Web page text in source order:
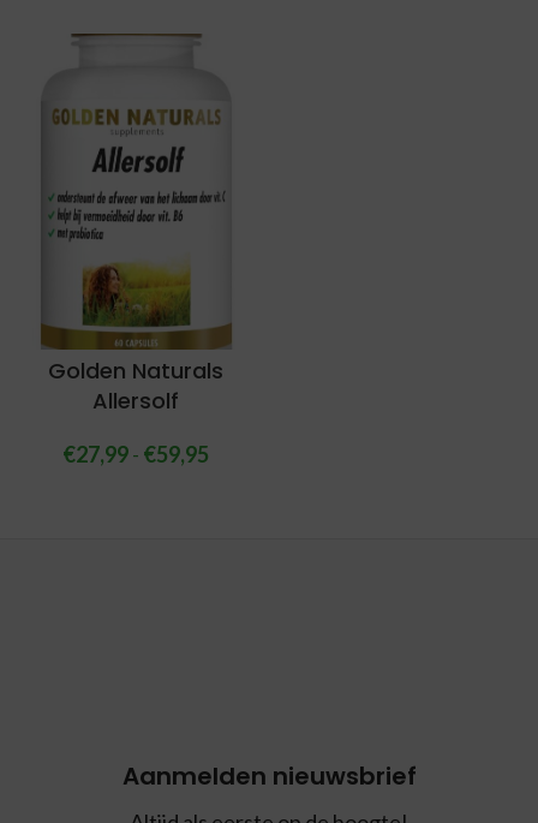
Golden Naturals
Allersolf
€27,99- €59,95
Aanmelden nieuwsbrief